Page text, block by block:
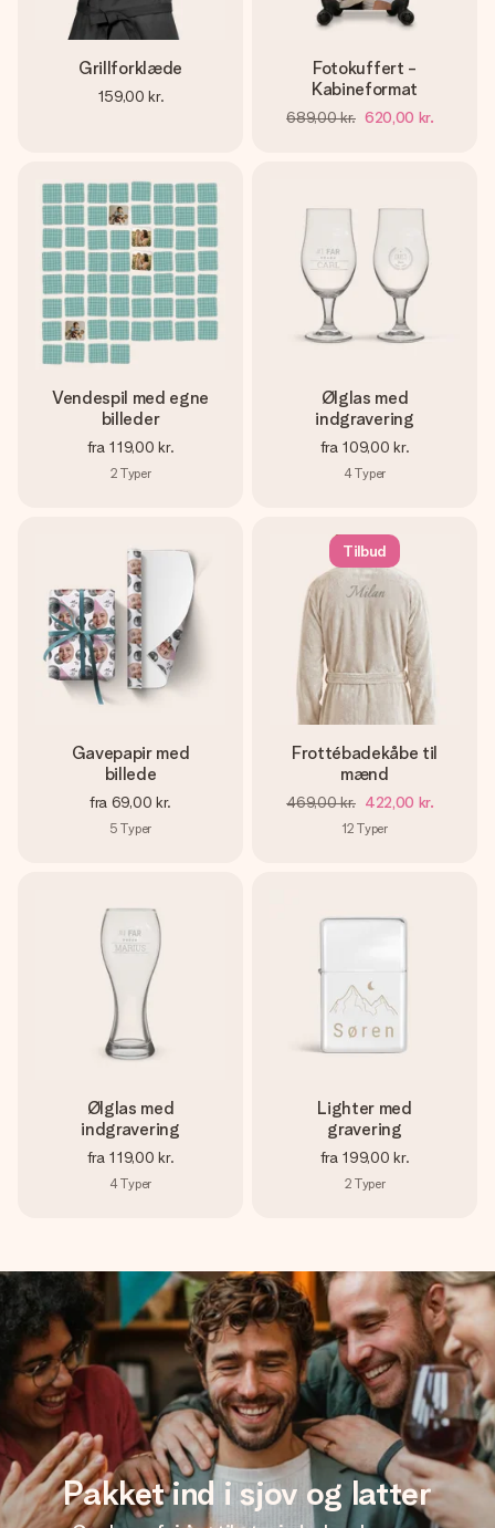
Grillforklæde
159,00 kr.
Fotokuffert -
Kabineformat
689,00 kr. 620,00 kr.
Vendespil med egne
billeder
fra 119,00 kr.
2 Typer
Ølglas med
indgravering
fra 109,00 kr.
4Typer
Gavepapir med
billede
fra 69,00 kr.
5 Typer
Tilbud
Frottébadekåbe til
mænd
469,00 kr. 422,00 kr.
12 Typer
Ølglas med
indgravering
fra 119,00 kr.
4Typer
Lighter med
gravering
fra 199,00 kr.
2 Typer
Pakket ind i sjov og latter